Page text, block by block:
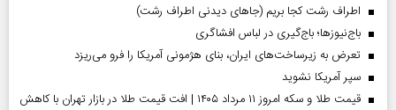
اطراف رشت کجا بریم (جاهای دیدنی اطراف رشت)
باج‌نیوزها؛ باج‌گیری در لباس افشاگری
تعرض به زیرساخت‌های ایران، بنای هژمونی آمریکا را فرو می‌ریزد
سپر آمریکا نشوید
قیمت طلا و سکه امروز ۱۱ مرداد ۱۴۰۵ | افت قیمت طلا در بازار تهران با کاهش